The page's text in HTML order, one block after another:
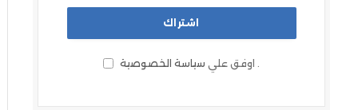
اوفق علي سياسة الخصوصية .